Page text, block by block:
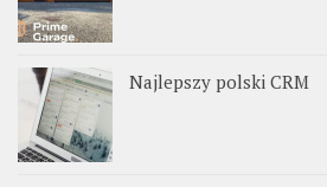
Najlepszy polski CRM